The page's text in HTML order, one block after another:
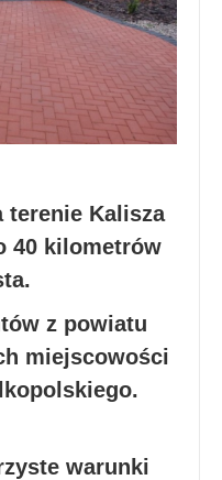
terenie Kalisza
40 kilometrów
z powiatu
miejscowości
warunki